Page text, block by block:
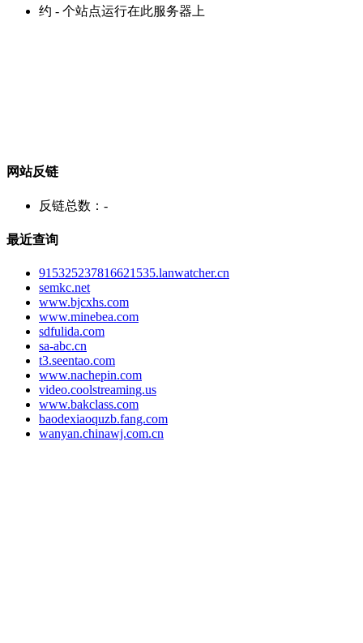
约 - 个站点运行在此服务器上
网站反链
反链总数： -
最近查询
915325237816621535.lanwatcher.cn
semkc.net
www.bjcxhs.com
www.minebea.com
sdfulida.com
sa-abc.cn
t3.seentao.com
www.nachepin.com
video.coolstreaming.us
www.bakclass.com
baodexiaoquzb.fang.com
wanyan.chinawj.com.cn